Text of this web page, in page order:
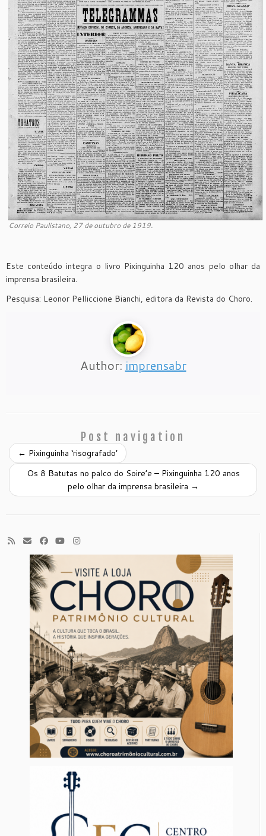
Correio Paulistano, 27 de outubro de 1919.
Este conteúdo integra o livro Pixinguinha 120 anos pelo olhar da
imprensa brasileira.
Pesquisa: Leonor Pelliccione Bianchi, editora da Revista do Choro.
Author: imprensabr
Post navigation
← Pixinguinha ‘risografado’
Os 8 Batutas no palco do Soire’e – Pixinguinha 120 anos
pelo olhar da imprensa brasileira →